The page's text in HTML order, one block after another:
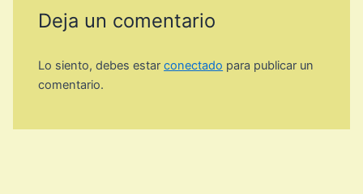
Deja un comentario
Lo siento, debes estarconectado para publicar un
comentario.